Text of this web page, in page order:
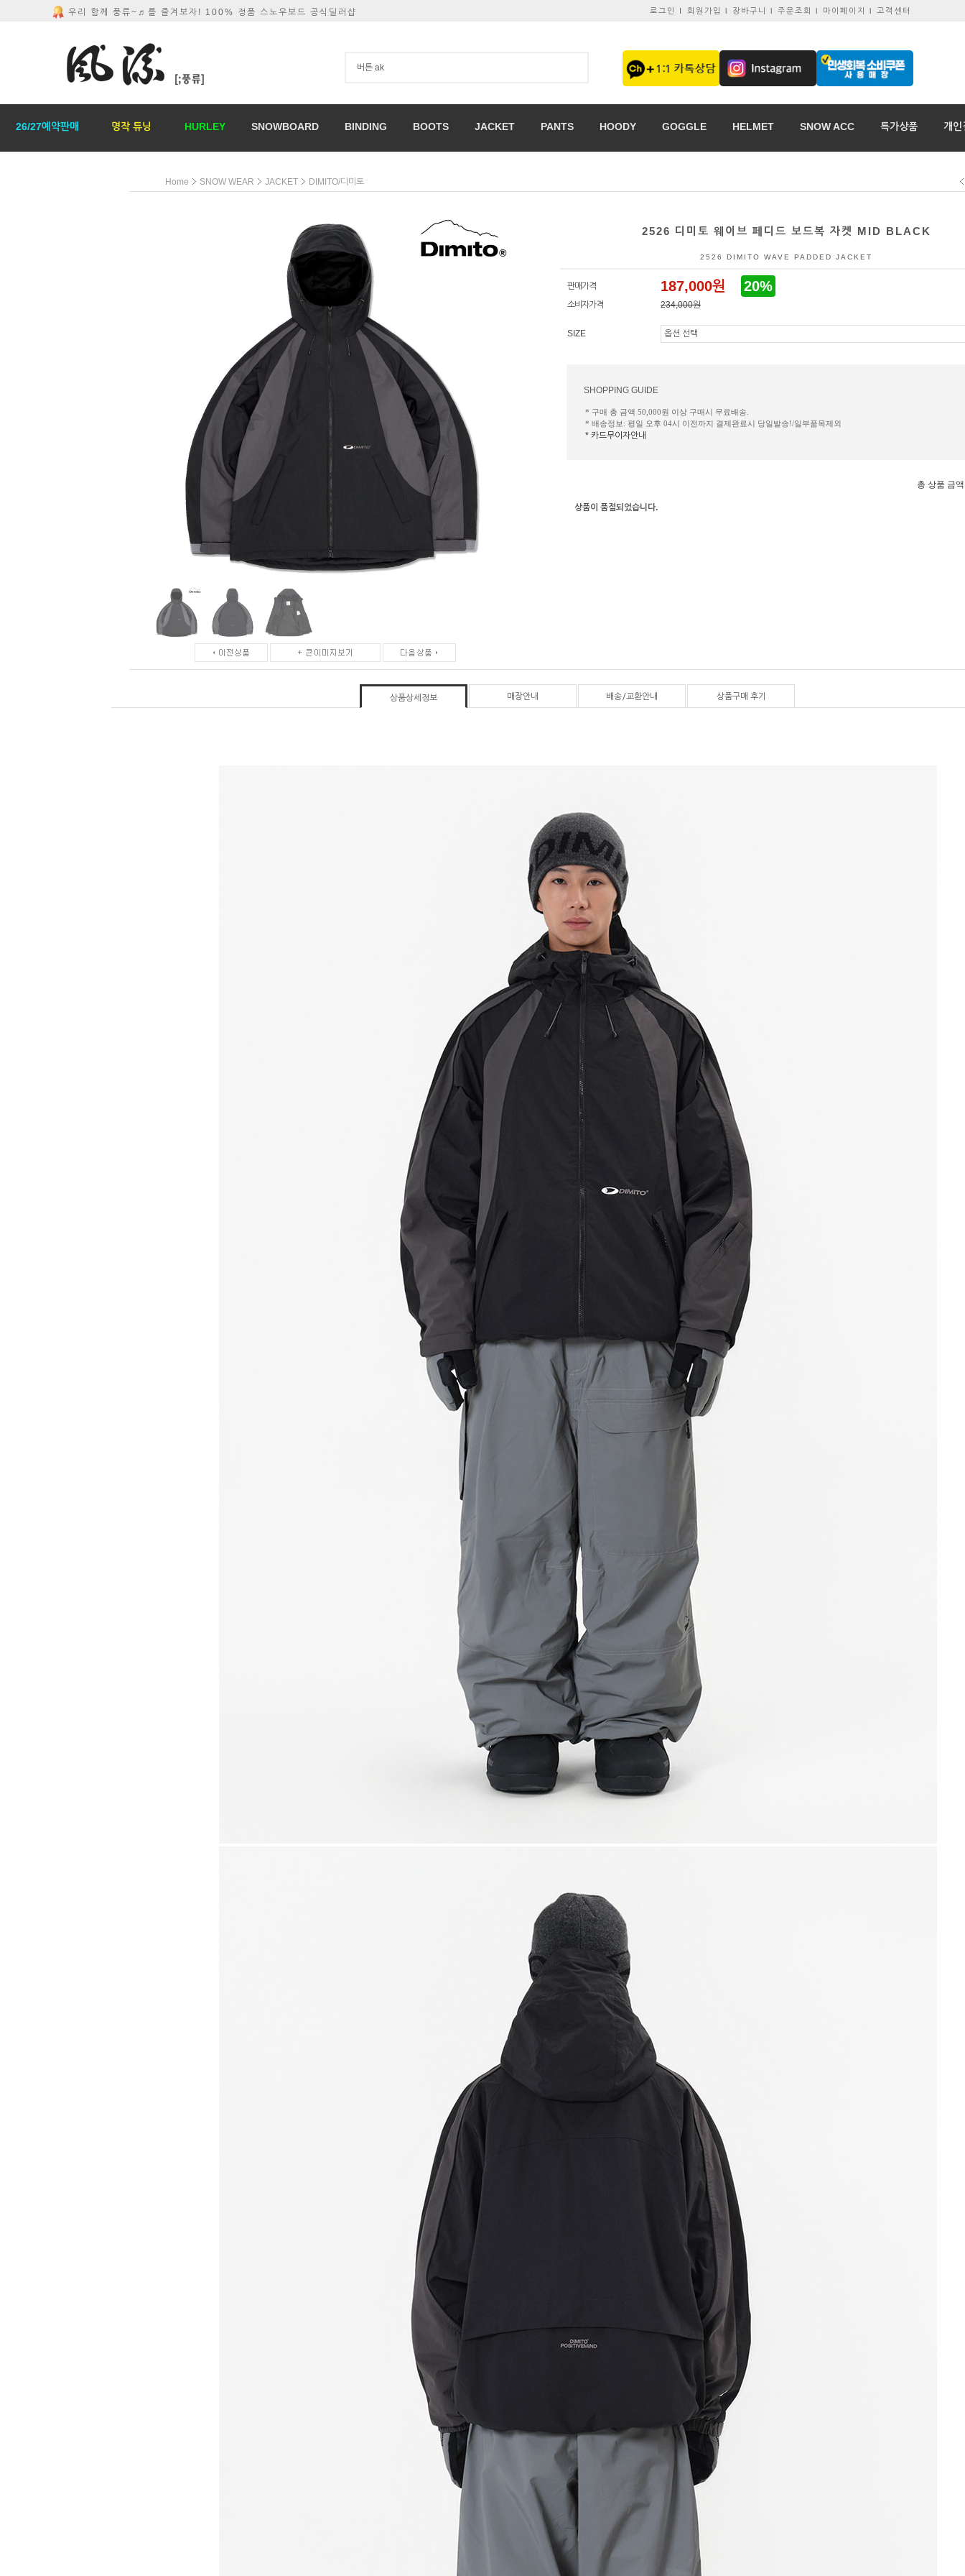
우리 함께 풍류~♬를 즐겨보자! 100% 정품 스노우보드 공식딜러샵 로그인 I 회원가입 l 장바구니 l 주문조회 l 마이페이지 l 고객센터
26/27예약판매 명작 튜닝 HURLEY SNOWBOARD BINDING BOOTS JACKET PANTS HOODY GOGGLE HELMET SNOW ACC 특가상품 개인
Home SNOW WEAR JACKET DIMITO/디미토
2526 디미토 웨이브 페디드 보드복 자켓 MID BLACK
2526 DIMITO WAVE PADDED JACKET
판매가격 187,000원 20%
소비자가격 234,000원
SIZE
SHOPPING GUIDE
* 구매 총 금액 50,000원 이상 구매시 무료배송.
* 배송정보: 평일 오후 04시 이전까지 결제완료시 당일발송!/일부품목제외
* 카드무이자안내
총 상품 금액
상품이 품절되었습니다.
상품상세정보 매장안내 배송/교환안내 상품구매 후기